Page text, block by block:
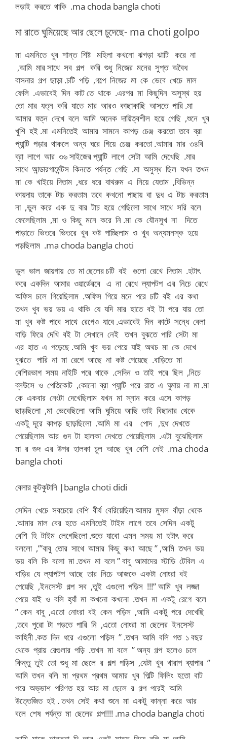
লড়াই করতে থাকি .ma choda bangla choti
মা রাতে ঘুমিয়েছে আর ছেলে চুদেছে- ma choti golpo
মা এমনিতে খুব শান্ত শিষ্ট মহিলা কখনো ঝগড়া ঝাটি করে না
,আমি মার সাথে সব গল্প করি শুধু নিজের মনের সুপ্ত অবৈধ
বাসনার গল্প ছাড়া .চটি পড়ি ,গল্পে নিজের মা কে ভেবে খেচে মাল
ফেলি .এভাবেই দিন কাট তে থাকে .এরপর মা কিছুদিন অসুস্থ হয়
তো মার যত্ন করি যাতে মার আরও কাছাকাছি আসতে পারি .মা
আমার যত্ন দেখে বলে আমি অনেক দায়িত্বশীল হয়ে গেছি ,শুনে খুব
খুশি হই .মা এমনিতেই আমার সামনে কাপড় চেঞ্জ করতো তবে ব্রা
প্যান্টি পড়ার থাকলে অন্য ঘরে গিয়ে চেঞ্জ করতো .আমার মার ৩৪বি
ব্রা লাগে আর ৩৬ সাইজের প্যান্টি লাগে সেটা আমি দেখেছি .মার
সাথে আন্ডারগার্মেন্টস কিনতে পর্যন্ত গেছি .মা অসুস্থ ছিল যখন তখন
মা কে খাইয়ে দিতাম ,ধরে ধরে বাথরুম এ নিয়ে যেতাম ,বিভিন্ন
কায়দায় তাকে টাচ করতাম তবে কখনো পাছায় বা দুধ এ টাচ করতাম
না ,ভুল করে এক দু বার টাচ হয়ে গেছিলো সাথে সাথে সরি বলে
ফেলেছিলাম ,মা ও কিছু মনে করে নি .মা কে যৌনসুখ না দিতে
পাড়াতে ভিতরে ভিতরে খুব কষ্ট পাচ্ছিলাম ও খুব অন্যমনস্ক হয়ে
পড়ছিলাম .ma choda bangla choti
ভুল ভাল জায়গায় তে মা ছেলের চটি বই গুলো রেখে দিতাম .হটাৎ
করে একদিন আমার ওয়ার্ডেরবে এ না রেখে ল্যাপটপ এর নিচে রেখে
অফিস চলে গিয়েছিলাম .অফিস গিয়ে মনে পরে চটি বই এর কথা
তখন খুব ভয় ভয় এ থাকি যে যদি মার হাতে বই টা পরে যায় তো
মা খুব কষ্ট পাবে সাথে রেগেও যাবে .এভাবেই দিন কাটে সন্ধে বেলা
বাড়ি ফিরে দেখি বই টা সেখানে নেই তখন বুঝতে পারি সেটা মা
এর হাত এ পড়েছে .আমি খুব ভয় পেয়ে যাই অথচ মা কে দেখে
বুঝতে পারি না মা রেগে আছে না কষ্ট পেয়েছে .বাড়িতে মা
বেশিরভাগ সময় নাইটি পরে থাকে .সেদিন ও তাই পরে ছিল ,নিচে
ব্লউসে ও পেতিকোট ,কোনো ব্রা প্যান্টি পরে রাত এ ঘুমায় না মা .মা
কে একবার নেংটা দেখেছিলাম যখন মা স্নান করে এসে কাপড়
ছাড়ছিলো ,মা ভেবেছিলো আমি ঘুমিয়ে আছি তাই বিছানার থেকে
একটু দূরে কাপড় ছাড়ছিলো .আমি মা এর পোদ ,দুধ দেখতে
পেয়েছিলাম আর গুদ টা হালকা দেখতে পেয়েছিলাম .এটা বুঝেছিলাম
মা র গুদ এর উপর হালকা চুল আছে খুব বেশি নেই .ma choda
bangla choti
বেলার কুটকুটানি |bangla choti didi
সেদিন খেচে সবচেয়ে বেশি বীর্য বেরিয়েছিল আমার মুসল বাঁড়া থেকে
.আমার মাল বের হতে এমনিতেই টাইম লাগে তবে সেদিন একটু
বেশি হি টাইম লেগেছিলো .শুতে যাবো এমন সময় মা হটাৎ করে
বললো ,’”বাবু তোর সাথে আমার কিছু কথা আছে ” ,আমি তখন ভয়
ভয় বলি কি বলো মা .তখন মা বলে ” বাবু আমাদের স্টাডি টেবিল এ
বাড়ির যে ল্যাপটপ আছে তার নিচে আজকে একটা নোংরা বই
পেয়েছি ,ইনসেস্ট গল্প সব ,তুই এগুলো পড়িস !!!” আমি খুব লজ্জা
পেয়ে যাই ও বলি হ্যাঁ মা কখনো কখনো .তখন মা একটু রেগে বলে
” কেন বাবু ,এতো নোংরা বই কেন পড়িস ,আমি একটু পরে দেখেছি
,তবে পুরো টা পড়তে পারি নি ,এতো নোংরা মা ছেলের ইনসেস্ট
কাহিনী .কত দিন ধরে এগুলো পড়িস ” .তখন আমি বলি গত ১ বছর
থেকে প্রায় রেগুলার পড়ি .তখন মা বলে ” অন্য গল্প হলেও চলে
কিন্তু তুই তো শুধু মা ছেলে র গল্প পড়িস ,যেটা খুব খারাপ ব্যাপার ”
আমি তখন বলি মা প্রথম প্রথম আমার খুব গিল্টি ফিলিং হতো বাট
পরে অভ্ভাশ পরিণত হয় আর মা ছেলে র গল্প পরেই আমি
উত্তেজিত হই . তখন সেই কথা শুনে মা একটু কান্না করে আর
বলে শেষ পর্যন্ত মা ছেলের গল্প!!!! .ma choda bangla choti